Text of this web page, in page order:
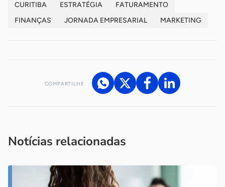
CURITIBA ESTRATÉGIA
FATURAMENTO
FINANÇAS
JORNADA EMPRESARIAL MARKETING
COMPARTILHE
Notícias relacionadas